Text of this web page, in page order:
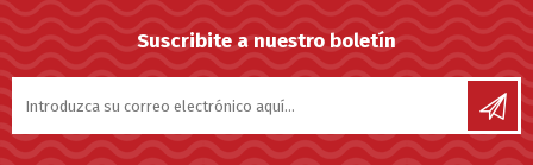
Suscribite a nuestro boletín